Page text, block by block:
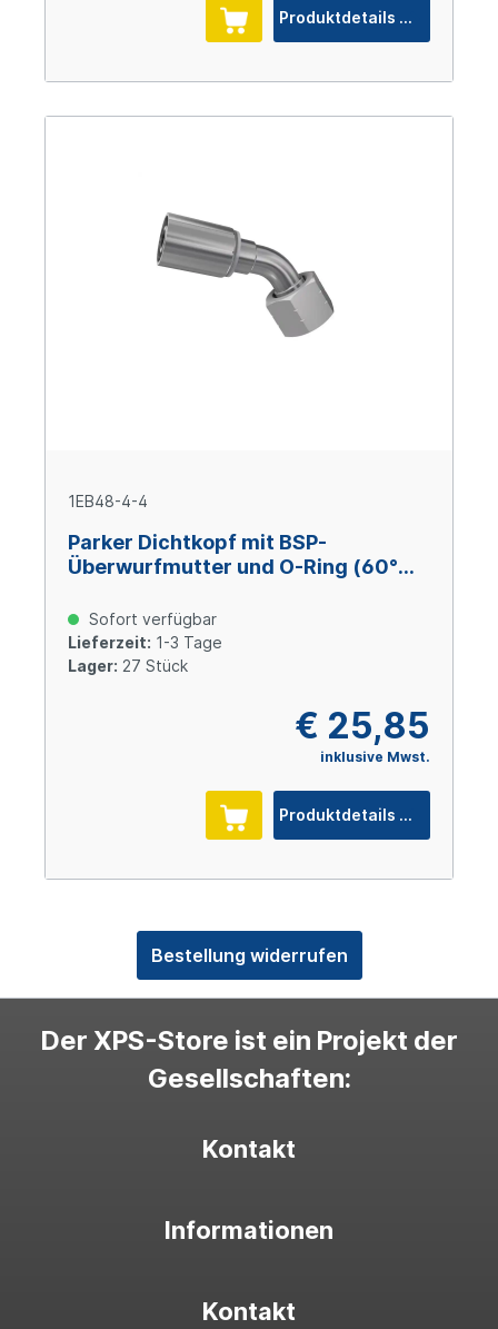
Produktdetails
1EB48-4-4
Parker Dichtkopf mit BSP-
Überwurfmutter und O-Ring (60°
Sofort verfügbar
Lieferzeit: 1-3 Tage
Lager: 27 Stück
€ 25,85
inklusive Mwst.
Produktdetails
Bestellung widerrufen
Der XPS-Store ist ein Projekt der
Gesellschaften:
Kontakt
Informationen
Kontakt